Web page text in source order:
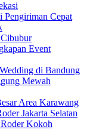
Pengiriman Cepat
Event
di Bandung
Mewah
Area Karawang
Jakarta Selatan
Kokoh